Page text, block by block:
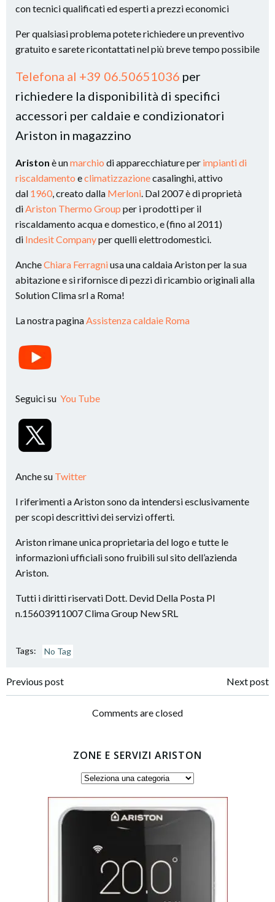
con tecnici qualificati ed esperti a prezzi economici
Per qualsiasi problema potete richiedere un preventivo
gratuito e sarete ricontattati nel più breve tempo possibile
Telefona al +39 06.50651036 per
richiedere la disponibilità di specifici
accessori per caldaie e condizionatori
Ariston in magazzino
Ariston è unmarchio di apparecchiature per impianti di
riscaldamento eclimatizzazionecasalinghi, attivo
dal 1960, creato dalla Merloni. Dal 2007 è di proprietà
diAriston Thermo Group per i prodotti per il
riscaldamento acqua e domestico, e (fino al 2011)
di Indesit Companyper quelli elettrodomestici.
AncheChiara Ferragniusa una caldaia Ariston per la sua
abitazione e si rifornisce di pezzi di ricambio originali alla
Solution Clima srl a Roma!
La nostra paginaAssistenza caldaie Roma
Seguici su You Tube
Anche su Twitter
I riferimenti a Ariston sono da intendersi esclusivamente
per scopi descrittivi dei servizi offerti.
Ariston rimane unica proprietaria del logo e tutte le
informazioni ufficiali sono fruibili sul sito dell’azienda
Ariston.
Tutti i diritti riservati Dott. Devid Della Posta PI
n.15603911007 Clima Group New SRL
Tags: No Tag
Post
navigation
Previous post
navigation
Next post
Comments are closed
ZONE E SERVIZI ARISTON
Zone
servizi
Ariston